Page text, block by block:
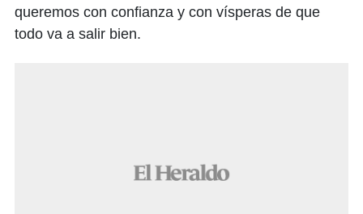
queremos con confianza y con vísperas de que
todo va a salir bien.